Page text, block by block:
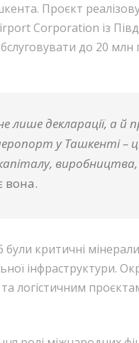
Проєкт
Corporation із
до 20 млн
лише декларації, а й
у Ташкенті –
вона.
критичні
інфраструктури.
логістичним